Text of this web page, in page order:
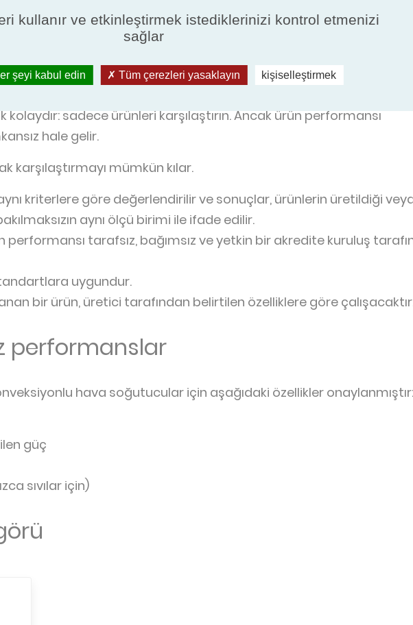
uygundur.
bir ürün, üretici tarafından belirtilen özelliklere göre çalışacaktır.
için karşılaştırın
sadece ürünleri karşılaştırın. Ancak ürün performansı
hale gelir.
karşılaştırmayı mümkün kılar.
kriterlere göre değerlendirilir ve sonuçlar, ürünlerin üretildiği
aynı ölçü birimi ile ifade edilir.
performansı tarafsız, bağımsız ve yetkin bir akredite kuruluş
uygundur.
bir ürün, üretici tarafından belirtilen özelliklere göre
performanslar
hava soğutucular için aşağıdaki özellikler onaylanmıştır:
güç
sıvılar için)
kullanır ve etkinleştirmek istediklerinizi kontrol etmenizi
sağlar
şeyi kabul edin Tüm çerezleri yasaklayın kişiselleştirmek